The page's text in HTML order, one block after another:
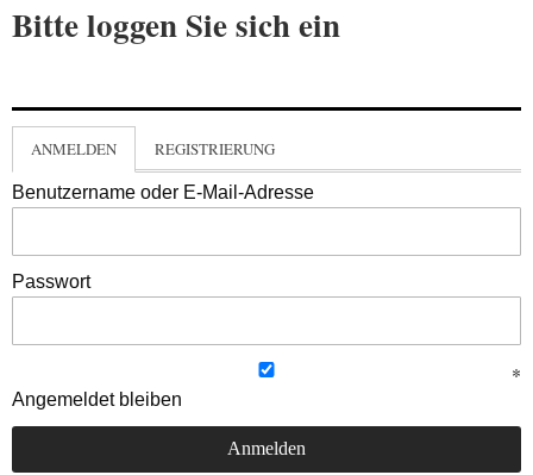
Bitte loggen Sie sich ein
ANMELDEN REGISTRIERUNG
Benutzername oder E-Mail-Adresse
Passwort
Angemeldet bleiben